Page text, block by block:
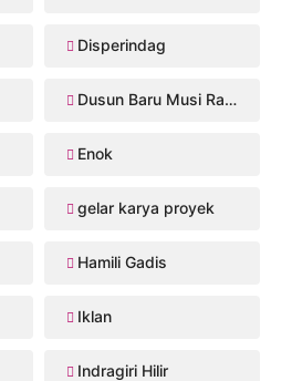
Disperindag
Dusun Baru Musi Rawas
Enok
gelar karya proyek
Hamili Gadis
Iklan
Indragiri Hilir